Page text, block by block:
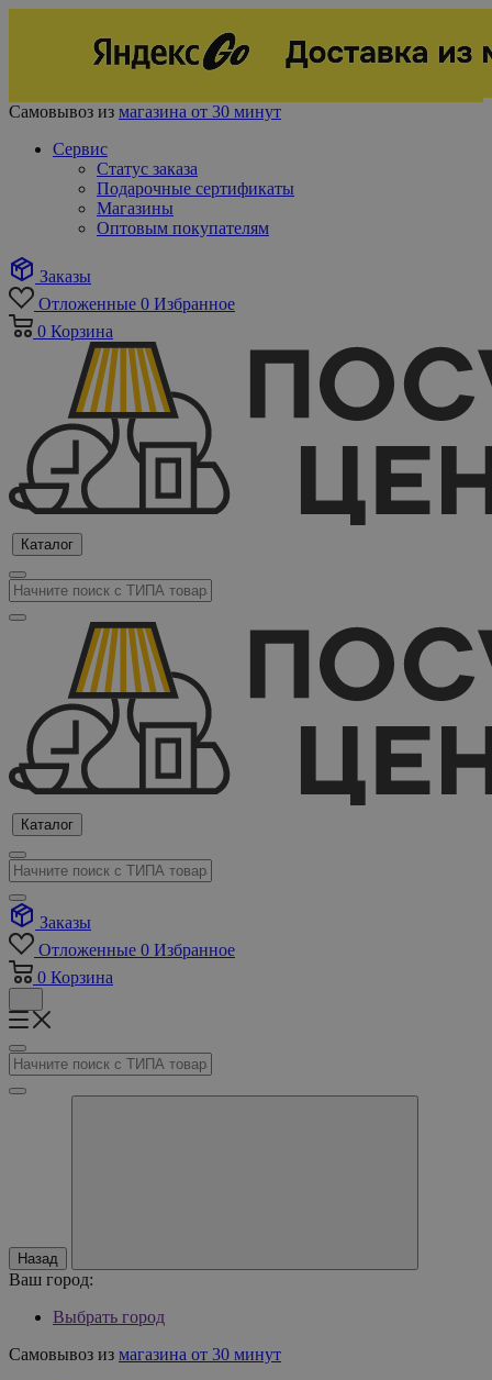
Самовывоз из магазина от 30 минут
Сервис
Статус заказа
Подарочные сертификаты
Магазины
Оптовым покупателям
Заказы
Отложенные 0 Избранное
0 Корзина
Каталог
Каталог
Заказы
Отложенные 0 Избранное
0 Корзина
Назад
Ваш город:
Выбрать город
Самовывоз из магазина от 30 минут